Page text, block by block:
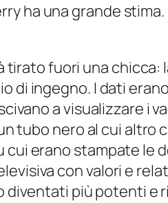
ha una grande
tirato fuori una
di ingegno. I dati
a visualizzare i
tubo nero al cui altro
erano stampate le
con valori e
più potenti e